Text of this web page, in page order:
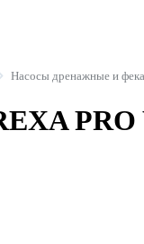
Насосы дренажные и
PRO